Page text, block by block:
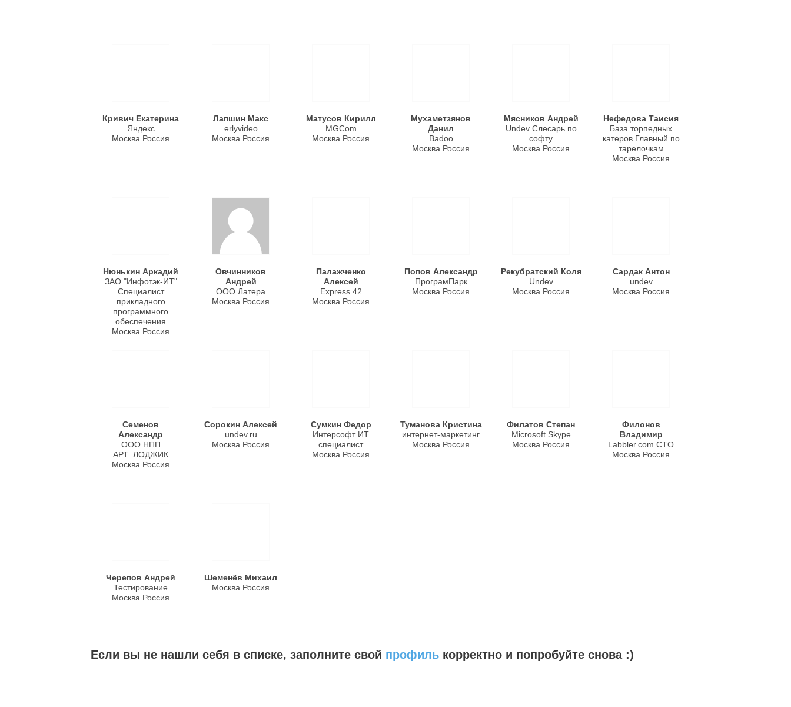
Кривич Екатерина
Яндекс
Москва Россия
Лапшин Макс
erlyvideo
Москва Россия
Матусов Кирилл
MGCom
Москва Россия
Мухаметзянов
Данил
Badoo
Москва Россия
Мясников Андрей
Undev Слесарь по
софту
Москва Россия
Нефедова Таисия
База торпедных
катеров Главный по
тарелочкам
Москва Россия
Нюнькин Аркадий
ЗАО "Инфотэк-ИТ"
Специалист
прикладного
программного
обеспечения
Москва Россия
Овчинников
Андрей
ООО Латера
Москва Россия
Палажченко
Алексей
Express 42
Москва Россия
Попов Александр
ПрограмПарк
Москва Россия
Рекубратский Коля
Undev
Москва Россия
Сардак Антон
undev
Москва Россия
Семенов
Александр
ООО НПП
АРТ_ЛОДЖИК
Москва Россия
Сорокин Алексей
undev.ru
Москва Россия
Сумкин Федор
Интерсофт ИТ
специалист
Москва Россия
Туманова Кристина
интернет-маркетинг
Москва Россия
Филатов Степан
Microsoft Skype
Москва Россия
Филонов
Владимир
Labbler.com CTO
Москва Россия
Черепов Андрей
Тестирование
Москва Россия
Шеменёв Михаил
Москва Россия
Если вы не нашли себя в списке, заполните свой профиль корректно и попробуйте снова :)